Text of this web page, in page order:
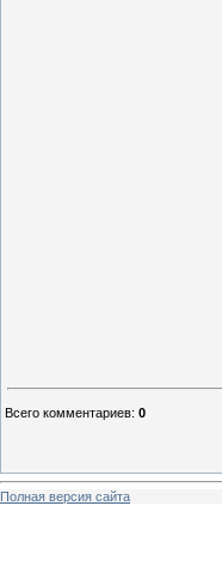
Всего комментариев: 0
Полная версия сайта